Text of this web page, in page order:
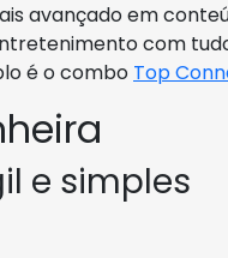
avançado em
com
é o combo Top
e simples